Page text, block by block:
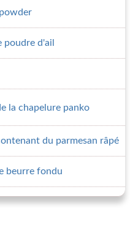
poudre d'ail
la chapelure panko
du parmesan râpé
beurre fondu